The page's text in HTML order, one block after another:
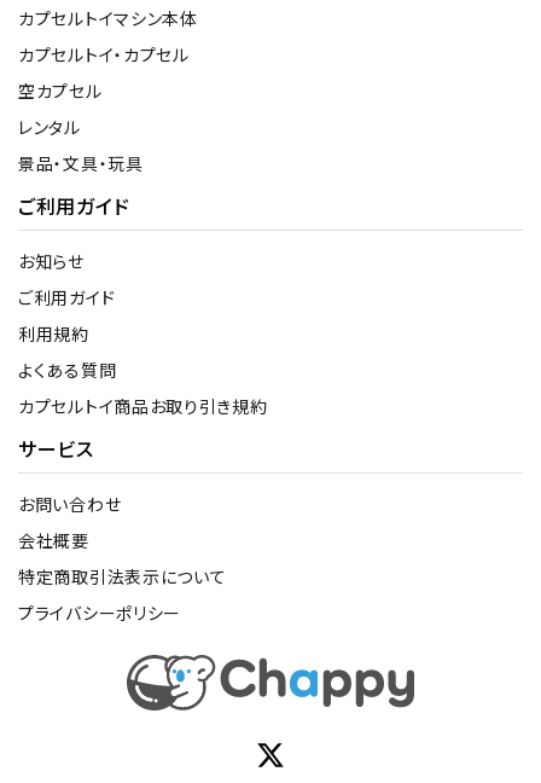
カプセルトイマシン本体
カプセルトイ・カプセル
空カプセル
レンタル
景品・文具・玩具
ご利用ガイド
お知らせ
ご利用ガイド
利用規約
よくある質問
カプセルトイ商品お取り引き規約
サービス
お問い合わせ
会社概要
特定商取引法表示について
プライバシーポリシー